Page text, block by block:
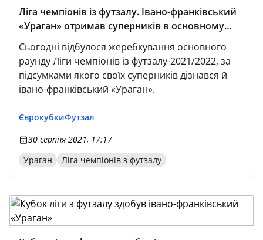
Ліга чемпіонів із футзалу. Івано-франківський
«Ураган» отримав суперників в основному
Сьогодні відбулося жеребкування основного
раунду Ліги чемпіонів із футзалу-2021/2022, за
підсумками якого своїх суперників дізнався й
івано-франківський «Ураган».
ЄврокубкиФутзал
30 серпня 2021, 17:17
Ураган
Ліга чемпіонів з футзалу